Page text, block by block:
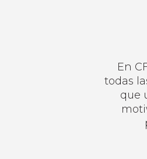
En
todas
que